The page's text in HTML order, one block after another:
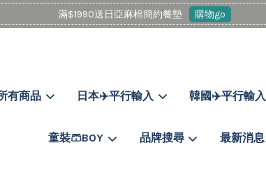
滿$1990送日亞麻棉簡約餐墊 購物go
有商品 日本✈️平行輸入 韓國✈️平行輸入
童裝🩳BOY 品牌搜尋 最新消息